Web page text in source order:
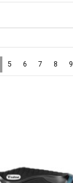
5 6 7 8 9